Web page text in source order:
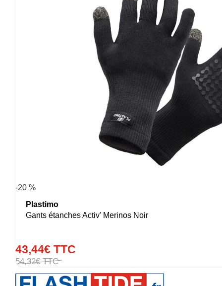
-20 %
Plastimo
Gants étanches Activ' Merinos Noir
43,44€ TTC
54,32€ TTC